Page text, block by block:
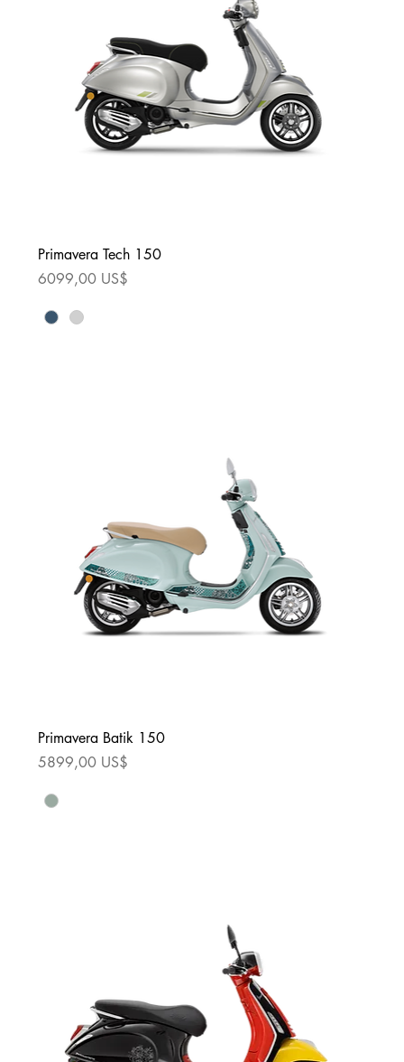
Primavera Tech 150
Precio
6099,00 US$
Primavera Batik 150
Precio
5899,00 US$